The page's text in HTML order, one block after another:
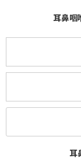
耳鼻咽
耳